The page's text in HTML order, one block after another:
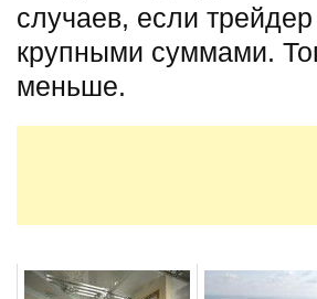
случаев, если
крупными суммами.
меньше.